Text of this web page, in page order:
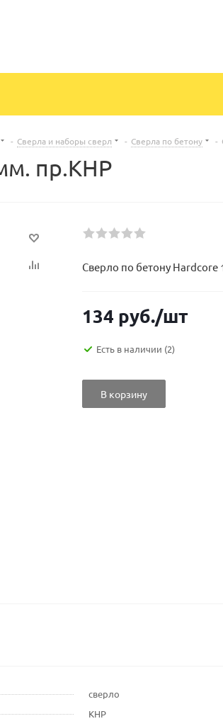
- Сверла и наборы сверл - Сверла по бетону -
пр.КНР
Сверло по бетону
134 руб./шт
Есть в наличии (2)
В корзину
сверло
КНР